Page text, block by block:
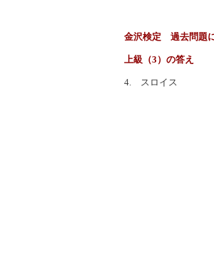
金沢検定 過去問題
上級（3）の答え
4. スロイス